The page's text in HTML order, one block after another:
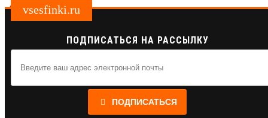
vsesfinki.ru
ПОДПИСАТЬСЯ НА РАССЫЛКУ
ПОДПИСАТЬСЯ